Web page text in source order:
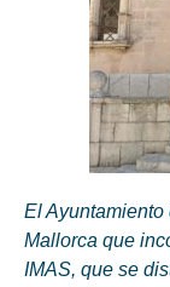
El
Mallorca que
IMAS, que se